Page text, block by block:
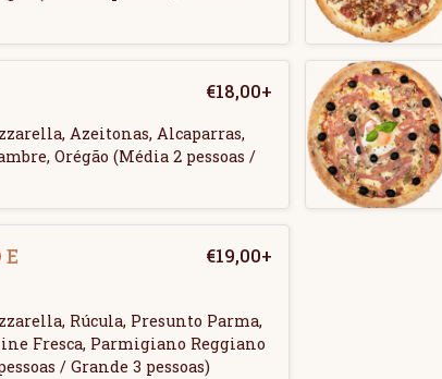
€18,00+
Azeitonas, Alcaparras,
Orégão (Média 2 pessoas /
E
€19,00+
Rúcula, Presunto Parma,
Fresca, Parmigiano Reggiano
/ Grande 3 pessoas)